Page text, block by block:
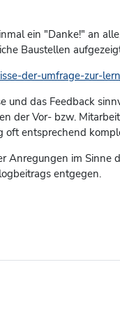
ein "Danke!" an
Baustellen
der-umfrage-zur-
und das Feedback
der Vor- bzw.
oft entsprechend
Anregungen im Sinne
entgegen.